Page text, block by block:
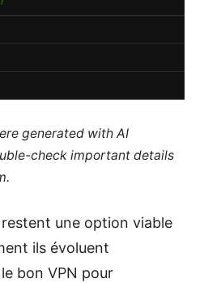
generated with AI
check important details
restent une option viable
ils évoluent
bon VPN pour